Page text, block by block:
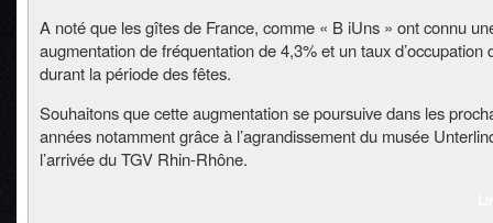
A noté que les gîtes de France, comme « B iUns » ont connu
augmentation de fréquentation de 4,3% et un taux d’occupation
durant la période des fêtes.
Souhaitons que cette augmentation se poursuive dans les
années notamment grâce à l’agrandissement du musée
l’arrivée du TGV Rhin-Rhône.